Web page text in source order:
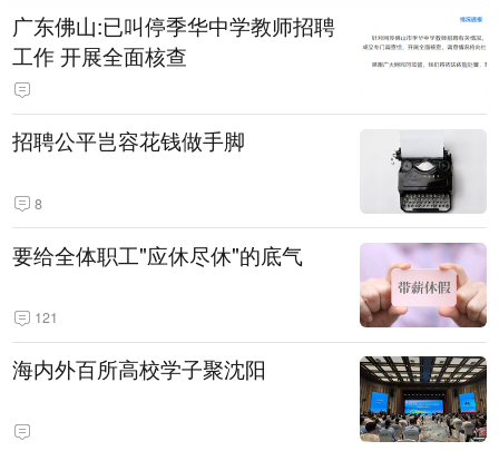
广东佛山:已叫停季华中学教师招聘
工作 开展全面核查
招聘公平岂容花钱做手脚
8
要给全体职工"应休尽休"的底气
121
海内外百所高校学子聚沈阳